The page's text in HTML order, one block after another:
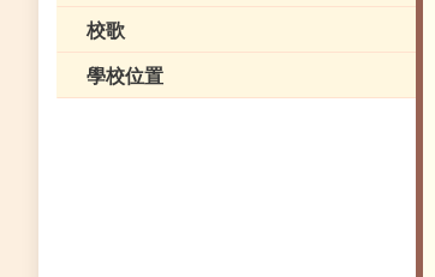
校歌
學校位置